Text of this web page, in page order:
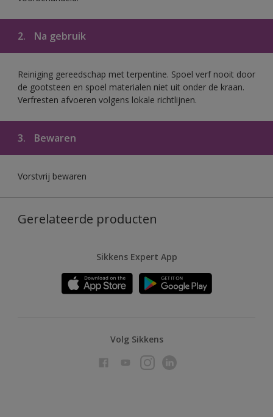
2. Na gebruik
Reiniging gereedschap met terpentine. Spoel verf nooit door
de gootsteen en spoel materialen niet uit onder de kraan.
Verfresten afvoeren volgens lokale richtlijnen.
3. Bewaren
Vorstvrij bewaren
Gerelateerde producten
Sikkens Expert App
Volg Sikkens